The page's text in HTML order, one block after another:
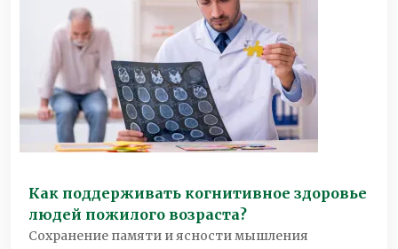
Как поддерживать когнитивное здоровье
людей пожилого возраста?
Сохранение памяти и ясности мышления